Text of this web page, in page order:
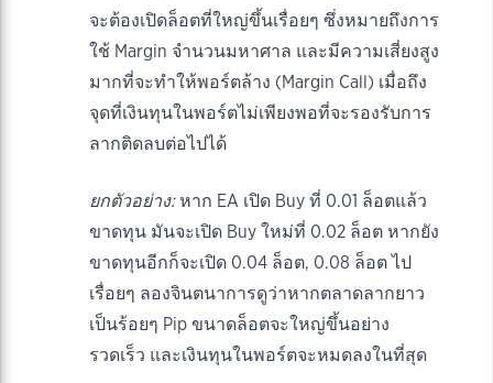
จะต้องเปิดล็อตที่ใหญ่ขึ้นเรื่อยๆ ซึ่งหมายถึงการ
ใช้ Margin จำนวนมหาศาล และมีความเสี่ยงสูง
มากที่จะทำให้พอร์ตล้าง (Margin Call) เมื่อถึง
จุดที่เงินทุนในพอร์ตไม่เพียงพอที่จะรองรับการ
ลากติดลบต่อไปได้
ยกตัวอย่าง:หาก EA เปิด Buy ที่ 0.01 ล็อตแล้ว
ขาดทุน มันจะเปิด Buy ใหม่ที่ 0.02 ล็อต หากยัง
ขาดทุนอีกก็จะเปิด 0.04 ล็อต, 0.08 ล็อต ไป
เรื่อยๆ ลองจินตนาการดูว่าหากตลาดลากยาว
เป็นร้อยๆ Pip ขนาดล็อตจะใหญ่ขึ้นอย่าง
รวดเร็ว และเงินทุนในพอร์ตจะหมดลงในที่สุด